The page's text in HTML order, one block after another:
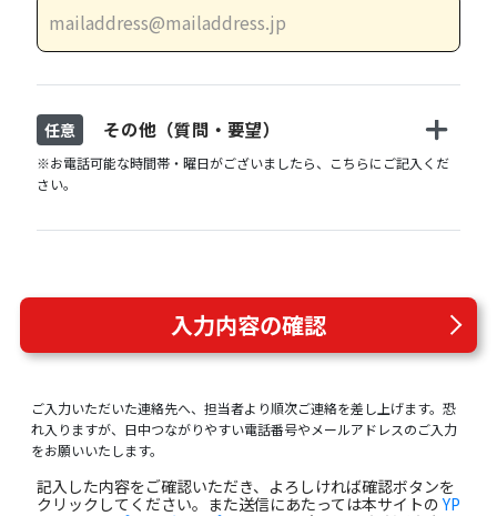
任意 その他（質問・要望）
※お電話可能な時間帯・曜日がございましたら、こちらにご記入くだ
さい。
入力内容の確認
ご入力いただいた連絡先へ、担当者より順次ご連絡を差し上げます。恐
れ入りますが、日中つながりやすい電話番号やメールアドレスのご入力
をお願いいたします。
記入した内容をご確認いただき、よろしければ確認ボタンを
クリックしてください。また送信にあたっては本サイトのYP